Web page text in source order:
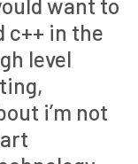
want to
c++ in the
level
i’m not